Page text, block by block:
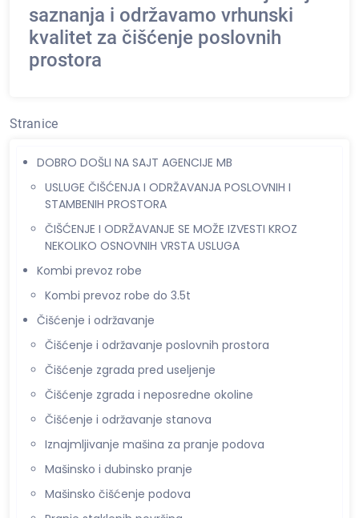
saznanja i održavamo vrhunski
kvalitet za čišćenje poslovnih
prostora
Stranice
DOBRO DOŠLI NA SAJT AGENCIJE MB
USLUGE ČIŠĆENJA I ODRŽAVANJA POSLOVNIH I
STAMBENIH PROSTORA
ČIŠĆENJE I ODRŽAVANJE SE MOŽE IZVESTI KROZ
NEKOLIKO OSNOVNIH VRSTA USLUGA
Kombi prevoz robe
Kombi prevoz robe do 3.5t
Čišćenje i održavanje
Čišćenje i održavanje poslovnih prostora
Čišćenje zgrada pred useljenje
Čišćenje zgrada i neposredne okoline
Čišćenje i održavanje stanova
Iznajmljivanje mašina za pranje podova
Mašinsko i dubinsko pranje
Mašinsko čišćenje podova